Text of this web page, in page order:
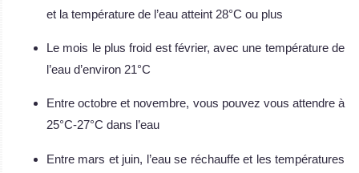
et la température de l’eau atteint 28°C ou plus
Le mois le plus froid est février, avec une température de
l’eau d’environ 21°C
Entre octobre et novembre, vous pouvez vous attendre à
25°C-27°C dans l’eau
Entre mars et juin, l’eau se réchauffe et les températures